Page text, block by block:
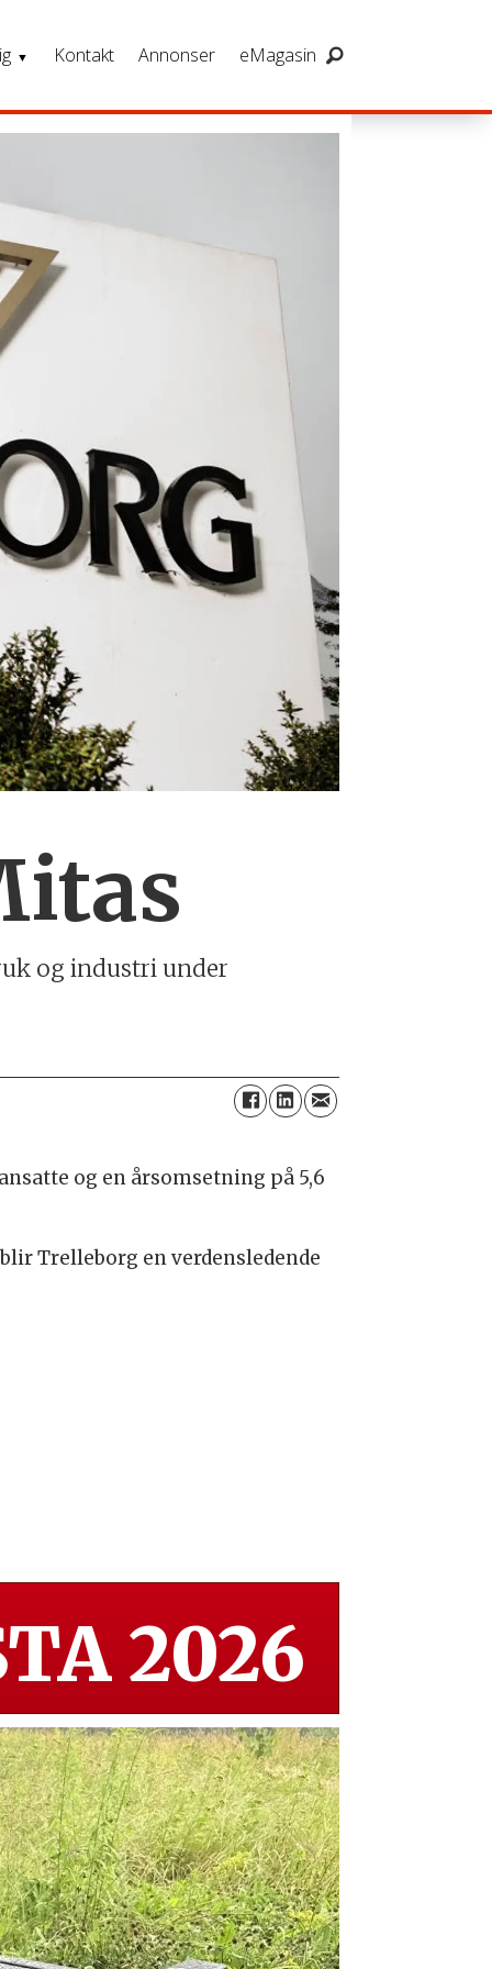
Kontakt Annonser eMagasin
og industri under
og en årsomsetning på 5,6
Trelleborg en verdensledende
2026